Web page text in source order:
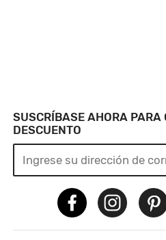
SUSCRÍBASE AHORA PARA
DESCUENTO